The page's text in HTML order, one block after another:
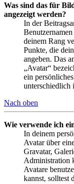
Was sind das für
angezeigt werden?
In der
deinem Rang
Punkte, die
angeben. Das
„Avatar“
ein
unterschiedlich
Nach oben
Wie verwende ich
In deinem
Avatar über
Gravatar,
Administration
Avatare
kannst, solltest